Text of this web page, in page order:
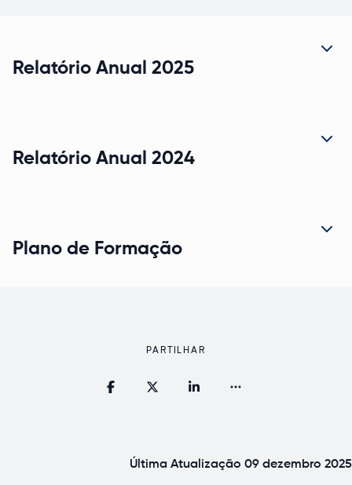
expand
Relatório Anual 2025
expand
Relatório Anual 2024
expand
Plano de Formação
PARTILHAR
Última Atualização 09 dezembro 2025